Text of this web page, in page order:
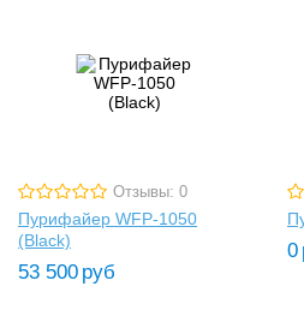
Отзывы: 0
Пурифайер WFP-1050
(Black)
53 500 руб
0